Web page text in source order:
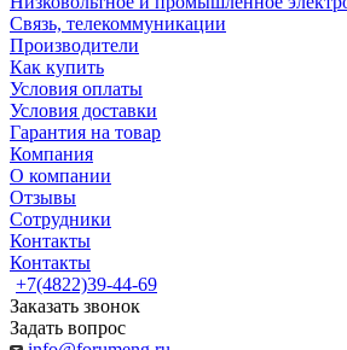
Связь, телекоммуникации
Производители
Как купить
Условия оплаты
Условия доставки
Гарантия на товар
Компания
О компании
Отзывы
Сотрудники
Контакты
Контакты
+7(4822)39-44-69
Заказать звонок
Задать вопрос